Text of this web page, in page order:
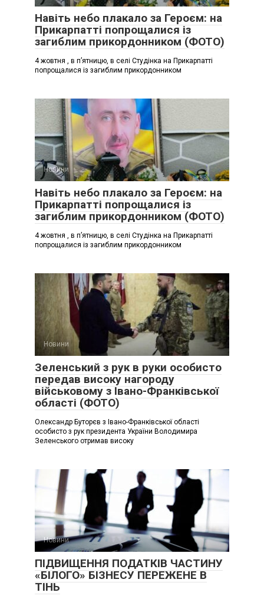
Навіть небо плакало за Героєм: на
Прикарпатті попрощалися із
загиблим прикордонником (ФОТО)
4 жовтня , в п’ятницю, в селі Студінка на Прикарпатті
попрощалися із загиблим прикордонником
Новини
Навіть небо плакало за Героєм: на
Прикарпатті попрощалися із
загиблим прикордонником (ФОТО)
4 жовтня , в п’ятницю, в селі Студінка на Прикарпатті
попрощалися із загиблим прикордонником
Новини
Зеленський з рук в руки особисто
передав високу нагороду
військовому з Івано-Франківської
області (ФОТО)
Олександр Буторєв з Івано-Франківської області
особисто з рук президента України Володимира
Зеленського отримав високу
Новини
ПІДВИЩЕННЯ ПОДАТКІВ ЧАСТИНУ
«БІЛОГО» БІЗНЕСУ ПЕРЕЖЕНЕ В
ТІНЬ